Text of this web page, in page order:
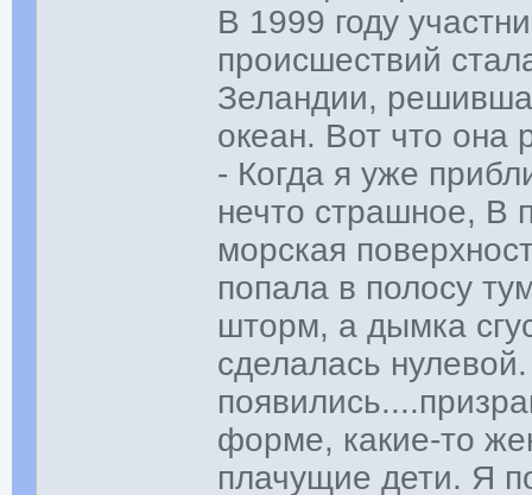
В 1999 году
происшествий
Зеландии,
океан. Вот что она
- Когда я уже
нечто страшное, В
морская
попала в полосу
шторм, а дымка
сделалась
форме, какие-то
плачущие дети. Я